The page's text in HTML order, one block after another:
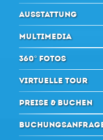
AUSSTATTUNG
MULTIMEDIA
360° FOTOS
VIRTUELLE TOUR
PREISE & BUCHEN